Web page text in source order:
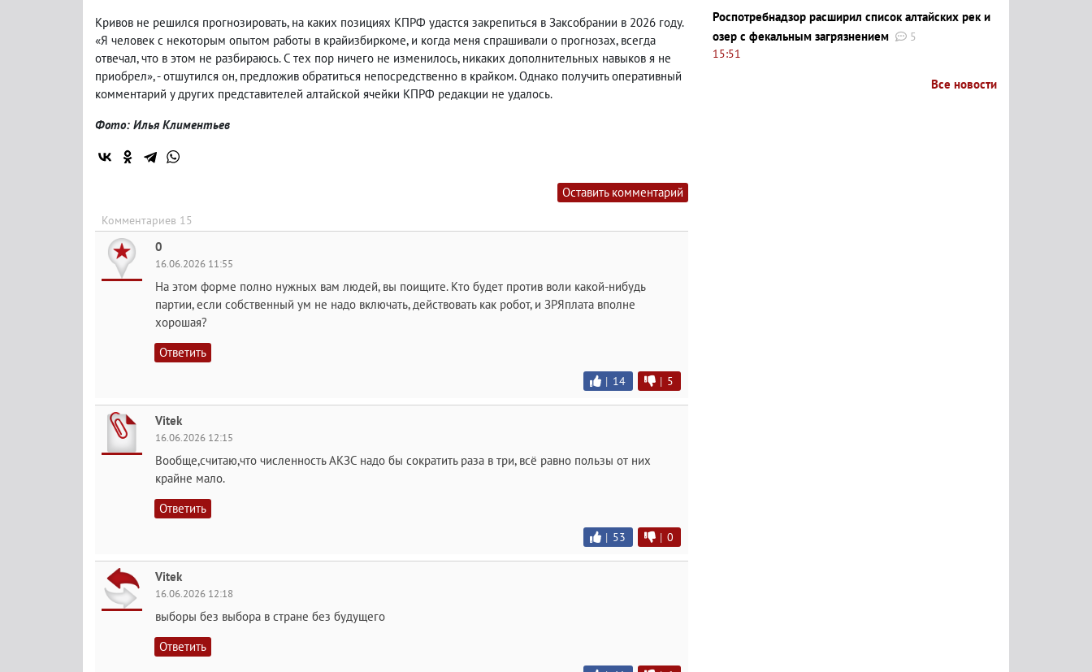
Кривов не решился прогнозировать, на каких позициях КПРФ удастся закрепиться в Заксобрании в 2026 году.
«Я человек с некоторым опытом работы в крайизбиркоме, и когда меня спрашивали о прогнозах, всегда
отвечал, что в этом не разбираюсь. С тех пор ничего не изменилось, никаких дополнительных навыков я не
приобрел», - отшутился он, предложив обратиться непосредственно в крайком. Однако получить оперативный
комментарий у других представителей алтайской ячейки КПРФ редакции не удалось.
Фото: Илья Климентьев
Оставить комментарий
Комментариев 15
0
16.06.2026 11:55
На этом форме полно нужных вам людей, вы поищите. Кто будет против воли какой-нибудь
партии, если собственный ум не надо включать, действовать как робот, и ЗРЯплата вполне
хорошая?
Ответить
| 14 | 5
Vitek
16.06.2026 12:15
Вообще,считаю,что численность АКЗС надо бы сократить раза в три, всё равно пользы от них
крайне мало.
Ответить
| 53 | 0
Vitek
16.06.2026 12:18
выборы без выбора в стране без будущего
Ответить
Роспотребнадзор расширил список алтайских рек и
озер с фекальным загрязнением
5
15:51
Все новости